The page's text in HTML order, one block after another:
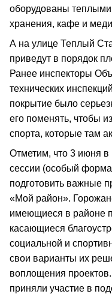
оборудованы
хранения, кафе и
А на улице Теплый
приведут в порядок
Ранее инспекторы
технических
покрытие было
его поменять, чтобы
спорта, которые там
Отметим, что 3 июня в
сессии (особый
подготовить важные
«Мой район».
имеющиеся в районе
касающиеся
социальной и
свои варианты их
воплощения
приняли участие в